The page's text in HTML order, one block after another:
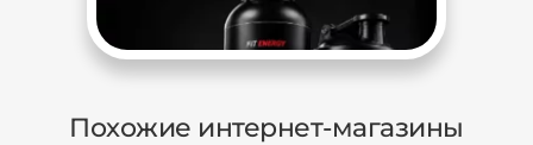
Похожие интернет-магазины